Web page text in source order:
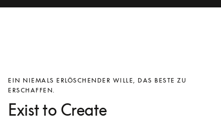
EIN NIEMALS ERLÖSCHENDER WILLE, DAS BESTE ZU
ERSCHAFFEN.
Exist to Create